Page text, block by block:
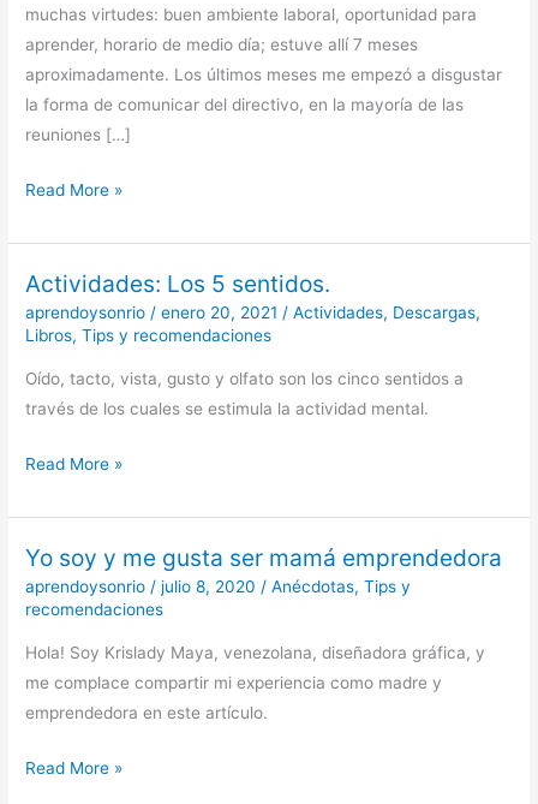
muchas virtudes: buen ambiente laboral, oportunidad para
aprender, horario de medio día; estuve allí 7 meses
aproximadamente. Los últimos meses me empezó a disgustar
la forma de comunicar del directivo, en la mayoría de las
reuniones […]
Read More »
Actividades: Los 5 sentidos.
aprendoysonrio/enero 20, 2021/Actividades, Descargas,
Libros,Tips y recomendaciones
Oído, tacto, vista, gusto y olfato son los cinco sentidos a
través de los cuales se estimula la actividad mental.
Actividades:
Los
5
sentidos.
Read More »
Yo soy y me gusta ser mamá emprendedora
aprendoysonrio/julio 8, 2020/Anécdotas,Tips y
recomendaciones
Hola! Soy Krislady Maya, venezolana, diseñadora gráfica, y
me complace compartir mi experiencia como madre y
emprendedora en este artículo.
Yo
soy
y
me
gusta
ser
emprendedora
Read More »